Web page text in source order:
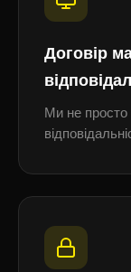
Договір
Ми не